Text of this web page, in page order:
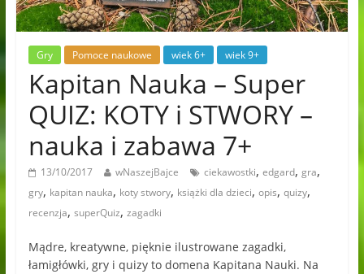
Gry Pomoce naukowe wiek 6+ wiek 9+
Kapitan Nauka – Super
QUIZ: KOTY i STWORY –
nauka i zabawa 7+
13/10/2017 wNaszejBajce ciekawostki, edgard, gra,
gry, kapitan nauka, koty stwory, książki dla dzieci, opis, quizy,
recenzja, superQuiz, zagadki
Mądre, kreatywne, pięknie ilustrowane zagadki,
łamigłówki, gry i quizy to domena Kapitana Nauki. Na